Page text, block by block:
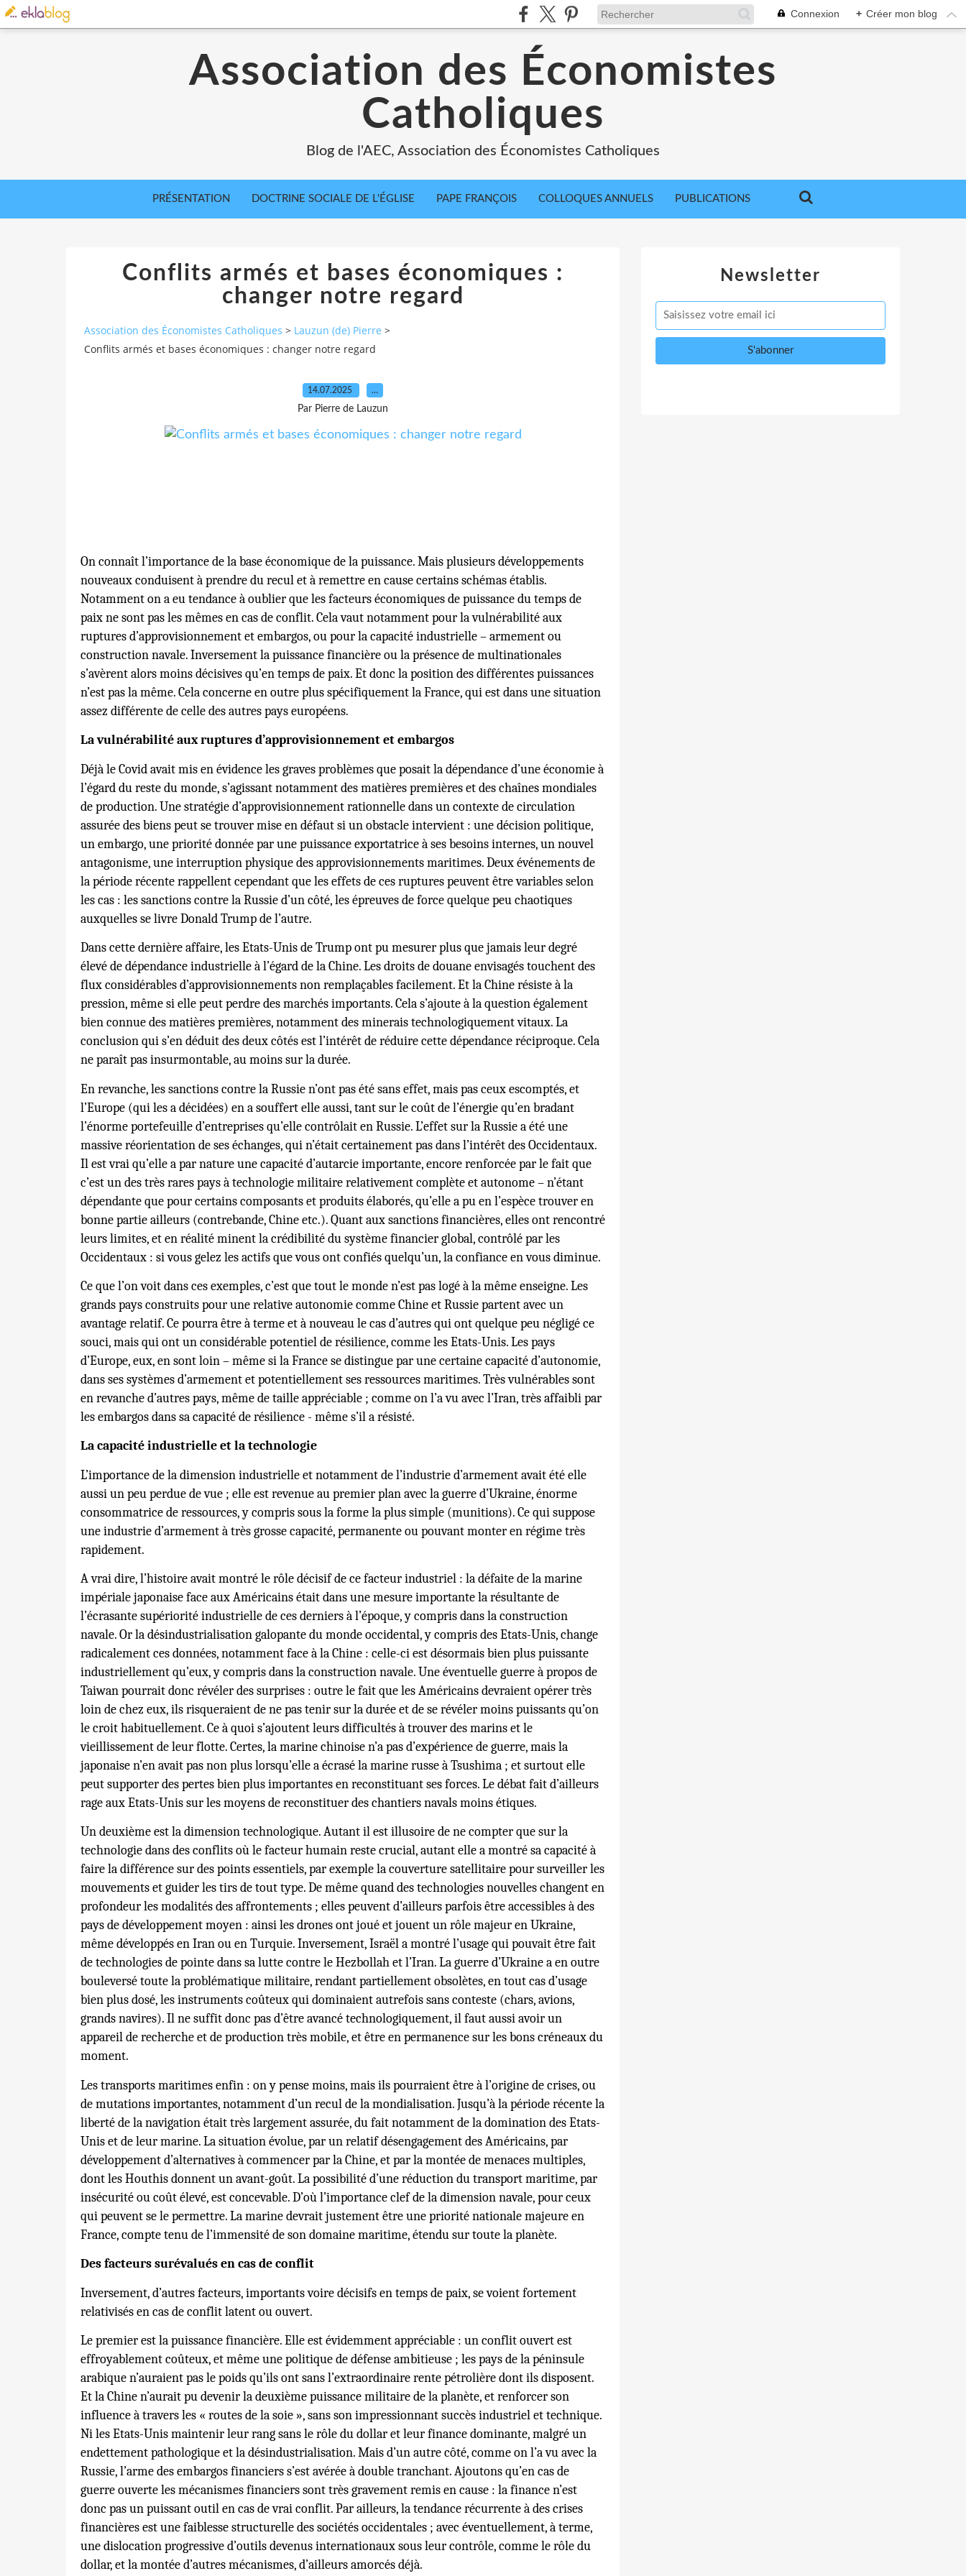
Connexion + Créer mon blog
Association des Économistes
Catholiques
Blog de l'AEC, Association des Économistes Catholiques
PRÉSENTATION DOCTRINE SOCIALE DE L'ÉGLISE PAPE FRANÇOIS COLLOQUES ANNUELS PUBLICATIONS
Conflits armés et bases économiques :
changer notre regard
Association des Économistes Catholiques > Lauzun (de) Pierre >
Conflits armés et bases économiques : changer notre regard
14.07.2025 …
Par Pierre de Lauzun
On connaît l’importance de la base économique de la puissance. Mais plusieurs développements
nouveaux conduisent à prendre du recul et à remettre en cause certains schémas établis.
Notamment on a eu tendance à oublier que les facteurs économiques de puissance du temps de
paix ne sont pas les mêmes en cas de conflit. Cela vaut notamment pour la vulnérabilité aux
ruptures d’approvisionnement et embargos, ou pour la capacité industrielle – armement ou
construction navale. Inversement la puissance financière ou la présence de multinationales
s’avèrent alors moins décisives qu’en temps de paix. Et donc la position des différentes puissances
n’est pas la même. Cela concerne en outre plus spécifiquement la France, qui est dans une situation
assez différente de celle des autres pays européens.
La vulnérabilité aux ruptures d’approvisionnement et embargos
Déjà le Covid avait mis en évidence les graves problèmes que posait la dépendance d’une économie à
l’égard du reste du monde, s’agissant notamment des matières premières et des chaînes mondiales
de production. Une stratégie d’approvisionnement rationnelle dans un contexte de circulation
assurée des biens peut se trouver mise en défaut si un obstacle intervient : une décision politique,
un embargo, une priorité donnée par une puissance exportatrice à ses besoins internes, un nouvel
antagonisme, une interruption physique des approvisionnements maritimes. Deux événements de
la période récente rappellent cependant que les effets de ces ruptures peuvent être variables selon
les cas : les sanctions contre la Russie d’un côté, les épreuves de force quelque peu chaotiques
auxquelles se livre Donald Trump de l’autre.
Dans cette dernière affaire, les Etats-Unis de Trump ont pu mesurer plus que jamais leur degré
élevé de dépendance industrielle à l’égard de la Chine. Les droits de douane envisagés touchent des
flux considérables d’approvisionnements non remplaçables facilement. Et la Chine résiste à la
pression, même si elle peut perdre des marchés importants. Cela s’ajoute à la question également
bien connue des matières premières, notamment des minerais technologiquement vitaux. La
conclusion qui s’en déduit des deux côtés est l’intérêt de réduire cette dépendance réciproque. Cela
ne paraît pas insurmontable, au moins sur la durée.
En revanche, les sanctions contre la Russie n’ont pas été sans effet, mais pas ceux escomptés, et
l’Europe (qui les a décidées) en a souffert elle aussi, tant sur le coût de l’énergie qu’en bradant
l’énorme portefeuille d’entreprises qu’elle contrôlait en Russie. L’effet sur la Russie a été une
massive réorientation de ses échanges, qui n’était certainement pas dans l’intérêt des Occidentaux.
Il est vrai qu’elle a par nature une capacité d’autarcie importante, encore renforcée par le fait que
c’est un des très rares pays à technologie militaire relativement complète et autonome – n’étant
dépendante que pour certains composants et produits élaborés, qu’elle a pu en l’espèce trouver en
bonne partie ailleurs (contrebande, Chine etc.). Quant aux sanctions financières, elles ont rencontré
leurs limites, et en réalité minent la crédibilité du système financier global, contrôlé par les
Occidentaux : si vous gelez les actifs que vous ont confiés quelqu’un, la confiance en vous diminue.
Ce que l’on voit dans ces exemples, c’est que tout le monde n’est pas logé à la même enseigne. Les
grands pays construits pour une relative autonomie comme Chine et Russie partent avec un
avantage relatif. Ce pourra être à terme et à nouveau le cas d’autres qui ont quelque peu négligé ce
souci, mais qui ont un considérable potentiel de résilience, comme les Etats-Unis. Les pays
d’Europe, eux, en sont loin – même si la France se distingue par une certaine capacité d’autonomie,
dans ses systèmes d’armement et potentiellement ses ressources maritimes. Très vulnérables sont
en revanche d’autres pays, même de taille appréciable ; comme on l’a vu avec l’Iran, très affaibli par
les embargos dans sa capacité de résilience - même s’il a résisté.
La capacité industrielle et la technologie
L’importance de la dimension industrielle et notamment de l’industrie d’armement avait été elle
aussi un peu perdue de vue ; elle est revenue au premier plan avec la guerre d’Ukraine, énorme
consommatrice de ressources, y compris sous la forme la plus simple (munitions). Ce qui suppose
une industrie d’armement à très grosse capacité, permanente ou pouvant monter en régime très
rapidement.
A vrai dire, l’histoire avait montré le rôle décisif de ce facteur industriel : la défaite de la marine
impériale japonaise face aux Américains était dans une mesure importante la résultante de
l’écrasante supériorité industrielle de ces derniers à l’époque, y compris dans la construction
navale. Or la désindustrialisation galopante du monde occidental, y compris des Etats-Unis, change
radicalement ces données, notamment face à la Chine : celle-ci est désormais bien plus puissante
industriellement qu’eux, y compris dans la construction navale. Une éventuelle guerre à propos de
Taiwan pourrait donc révéler des surprises : outre le fait que les Américains devraient opérer très
loin de chez eux, ils risqueraient de ne pas tenir sur la durée et de se révéler moins puissants qu’on
le croit habituellement. Ce à quoi s’ajoutent leurs difficultés à trouver des marins et le
vieillissement de leur flotte. Certes, la marine chinoise n’a pas d’expérience de guerre, mais la
japonaise n’en avait pas non plus lorsqu’elle a écrasé la marine russe à Tsushima ; et surtout elle
peut supporter des pertes bien plus importantes en reconstituant ses forces. Le débat fait d’ailleurs
rage aux Etats-Unis sur les moyens de reconstituer des chantiers navals moins étiques.
Un deuxième est la dimension technologique. Autant il est illusoire de ne compter que sur la
technologie dans des conflits où le facteur humain reste crucial, autant elle a montré sa capacité à
faire la différence sur des points essentiels, par exemple la couverture satellitaire pour surveiller les
mouvements et guider les tirs de tout type. De même quand des technologies nouvelles changent en
profondeur les modalités des affrontements ; elles peuvent d’ailleurs parfois être accessibles à des
pays de développement moyen : ainsi les drones ont joué et jouent un rôle majeur en Ukraine,
même développés en Iran ou en Turquie. Inversement, Israël a montré l’usage qui pouvait être fait
de technologies de pointe dans sa lutte contre le Hezbollah et l’Iran. La guerre d’Ukraine a en outre
bouleversé toute la problématique militaire, rendant partiellement obsolètes, en tout cas d’usage
bien plus dosé, les instruments coûteux qui dominaient autrefois sans conteste (chars, avions,
grands navires). Il ne suffit donc pas d’être avancé technologiquement, il faut aussi avoir un
appareil de recherche et de production très mobile, et être en permanence sur les bons créneaux du
moment.
Les transports maritimes enfin : on y pense moins, mais ils pourraient être à l’origine de crises, ou
de mutations importantes, notamment d’un recul de la mondialisation. Jusqu’à la période récente la
liberté de la navigation était très largement assurée, du fait notamment de la domination des Etats-
Unis et de leur marine. La situation évolue, par un relatif désengagement des Américains, par
développement d’alternatives à commencer par la Chine, et par la montée de menaces multiples,
dont les Houthis donnent un avant-goût. La possibilité d’une réduction du transport maritime, par
insécurité ou coût élevé, est concevable. D’où l’importance clef de la dimension navale, pour ceux
qui peuvent se le permettre. La marine devrait justement être une priorité nationale majeure en
France, compte tenu de l’immensité de son domaine maritime, étendu sur toute la planète.
Des facteurs surévalués en cas de conflit
Inversement, d’autres facteurs, importants voire décisifs en temps de paix, se voient fortement
relativisés en cas de conflit latent ou ouvert.
Le premier est la puissance financière. Elle est évidemment appréciable : un conflit ouvert est
effroyablement coûteux, et même une politique de défense ambitieuse ; les pays de la péninsule
arabique n’auraient pas le poids qu’ils ont sans l’extraordinaire rente pétrolière dont ils disposent.
Et la Chine n’aurait pu devenir la deuxième puissance militaire de la planète, et renforcer son
influence à travers les « routes de la soie », sans son impressionnant succès industriel et technique.
Ni les Etats-Unis maintenir leur rang sans le rôle du dollar et leur finance dominante, malgré un
endettement pathologique et la désindustrialisation. Mais d’un autre côté, comme on l’a vu avec la
Russie, l’arme des embargos financiers s’est avérée à double tranchant. Ajoutons qu’en cas de
guerre ouverte les mécanismes financiers sont très gravement remis en cause : la finance n’est
donc pas un puissant outil en cas de vrai conflit. Par ailleurs, la tendance récurrente à des crises
financières est une faiblesse structurelle des sociétés occidentales ; avec éventuellement, à terme,
une dislocation progressive d’outils devenus internationaux sous leur contrôle, comme le rôle du
dollar, et la montée d’autres mécanismes, d’ailleurs amorcés déjà.
Newsletter